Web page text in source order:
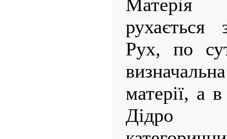
Матерія
рухається
Рух, по
матерії, а
Дідро